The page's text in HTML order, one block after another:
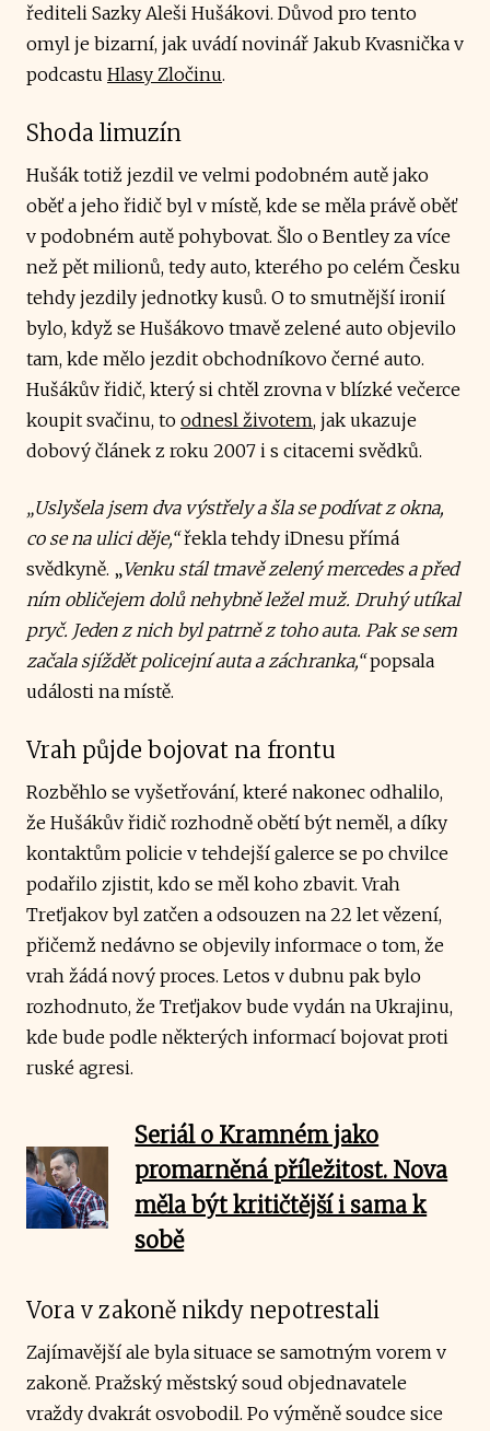
řediteli Sazky Aleši Hušákovi. Důvod pro tento
omyl je bizarní, jak uvádí novinář Jakub Kvasnička v
podcastu Hlasy Zločinu.
Shoda limuzín
Hušák totiž jezdil ve velmi podobném autě jako
oběť a jeho řidič byl v místě, kde se měla právě oběť
v podobném autě pohybovat. Šlo o Bentley za více
než pět milionů, tedy auto, kterého po celém Česku
tehdy jezdily jednotky kusů. O to smutnější ironií
bylo, když se Hušákovo tmavě zelené auto objevilo
tam, kde mělo jezdit obchodníkovo černé auto.
Hušákův řidič, který si chtěl zrovna v blízké večerce
koupit svačinu, to odnesl životem, jak ukazuje
dobový článek z roku 2007 i s citacemi svědků.
„Uslyšela jsem dva výstřely a šla se podívat z okna,
co se na ulici děje,“řekla tehdy iDnesu přímá
svědkyně. „Venku stál tmavě zelený mercedes a před
ním obličejem dolů nehybně ležel muž. Druhý utíkal
pryč. Jeden z nich byl patrně z toho auta. Pak se sem
začala sjíždět policejní auta a záchranka,“popsala
události na místě.
Vrah půjde bojovat na frontu
Rozběhlo se vyšetřování, které nakonec odhalilo,
že Hušákův řidič rozhodně obětí být neměl, a díky
kontaktům policie v tehdejší galerce se po chvilce
podařilo zjistit, kdo se měl koho zbavit. Vrah
Treťjakov byl zatčen a odsouzen na 22 let vězení,
přičemž nedávno se objevily informace o tom, že
vrah žádá nový proces. Letos v dubnu pak bylo
rozhodnuto, že Treťjakov bude vydán na Ukrajinu,
kde bude podle některých informací bojovat proti
ruské agresi.
Seriál o Kramném jako
promarněná příležitost. Nova
měla být kritičtější i sama k
sobě
Vora v zakoně nikdy nepotrestali
Zajímavější ale byla situace se samotným vorem v
zakoně. Pražský městský soud objednavatele
vraždy dvakrát osvobodil. Po výměně soudce sice